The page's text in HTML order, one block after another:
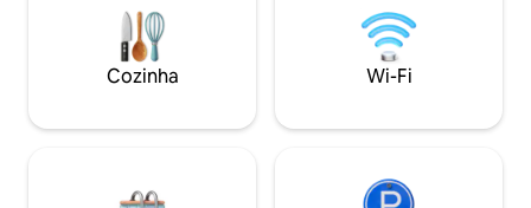
apenas 10 minutos de distância, o que o
torna ideal para escalas e estadias
confortáveis, ar-condicionado, Wi-Fi e
estadia agradável
o mar. Com cafés populares,
restaurantes e
seu refúgio de
na Biosphere
Cozinha Wi-Fi